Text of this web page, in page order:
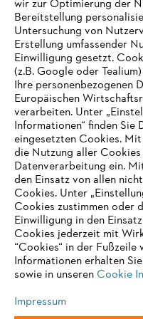
Häufig gestellte
Support
Datenschutz
Rechtliche Informationen
STIHL VERTRIEBS AG, 8617
IHR BROWSER
UNTERSTÜTZT
Sie nutzen einen Browser,
eine optimale Nutzung
einem der folgenden
wir zur Optimierung der
Bereitstellung
Untersuchung von
Erstellung umfassender
Einwilligung gesetzt.
(z.B. Google oder
Ihre personenbezogenen
Europäischen
verarbeiten. Unter
Informationen“ finden Sie
eingesetzten Cookies.
die Nutzung aller
Datenverarbeitung ein.
den Einsatz von allen
Cookies. Unter
Cookies zustimmen oder
Einwilligung in den
Cookies jederzeit mit
“Cookies“ in der
Informationen erhalten
sowie in unseren Cookie
Impressum